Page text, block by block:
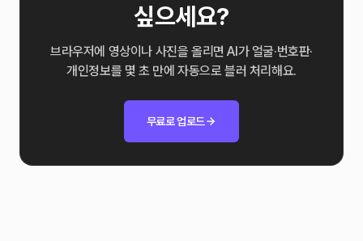
싶으세요?
브라우저에 영상이나 사진을 올리면 AI가 얼굴·번호판·
개인정보를 몇 초 만에 자동으로 블러 처리해요.
무료로 업로드